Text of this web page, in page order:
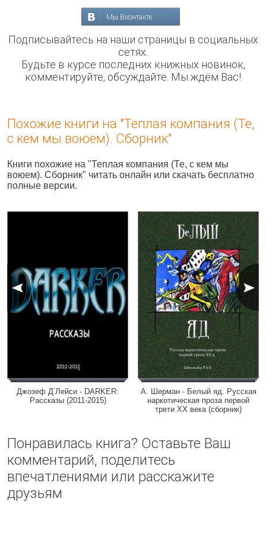
Мы Вконтакте
Подписывайтесь на наши страницы в социальных
сетях.
Будьте в курсе последних книжных новинок,
комментируйте, обсуждайте. Мы ждём Вас!
Похожие книги на "Теплая компания (Те,
с кем мы воюем). Сборник"
Книги похожие на "Теплая компания (Те, с кем мы
воюем). Сборник" читать онлайн или скачать бесплатно
полные версии.
Джозеф Д’Лейси - DARKER:
Рассказы (2011-2015)
А. Шерман - Белый яд. Русская
наркотическая проза первой
трети ХХ века (сборник)
Понравилась книга? Оставьте Ваш
комментарий, поделитесь
впечатлениями или расскажите
друзьям